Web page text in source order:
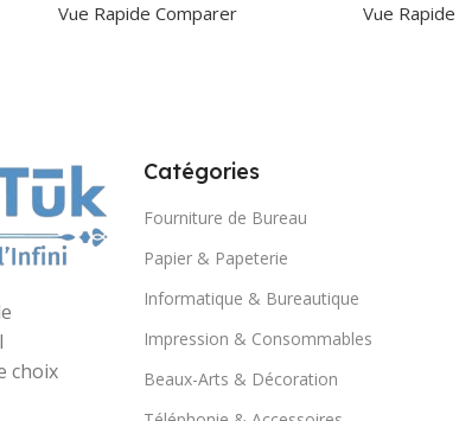
Vue Rapide Comparer Vue Rapide
choix
Catégories
Fourniture de Bureau
Papier & Papeterie
Informatique & Bureautique
Impression & Consommables
Beaux-Arts & Décoration